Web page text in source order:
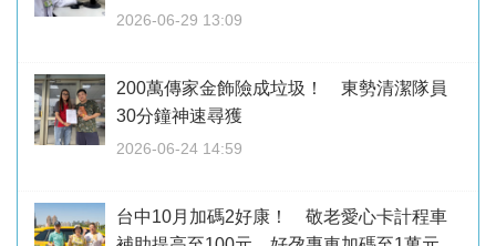
2026-06-29 13:09
200萬傳家金飾險成垃圾！ 東勢清潔隊員
30分鐘神速尋獲
2026-06-24 14:59
台中10月加碼2好康！ 敬老愛心卡計程車